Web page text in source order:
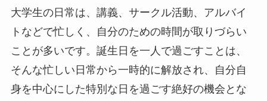
大学生の日常は、講義、サークル活動、アルバイ
トなどで忙しく、自分のための時間が取りづらい
ことが多いです。誕生日を一人で過ごすことは、
そんな忙しい日常から一時的に解放され、自分自
身を中心にした特別な日を過ごす絶好の機会とな